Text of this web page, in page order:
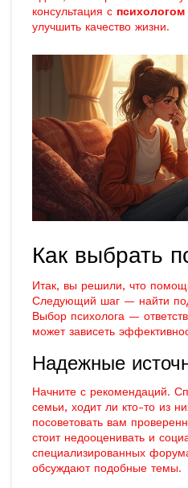
консультация с психологом
улучшить качество жизни.
Как выбрать
Итак, вы решили, что
Следующий шаг — найти
Выбор психолога —
может зависеть
Надежные
Начните с рекомендаций.
семьи, ходит ли кто-то из
посоветовать вам
стоит недооценивать и
специализированных
обсуждают подобные темы.